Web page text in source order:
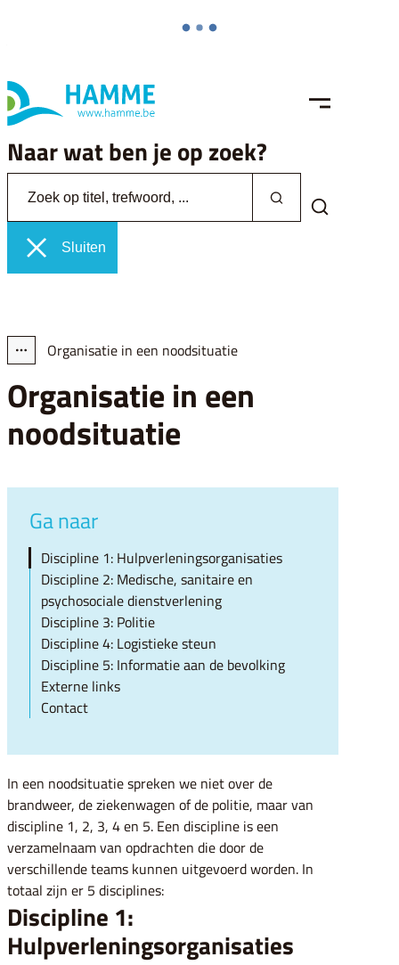
Hamme
Naar wat ben je op zoek?
Zoeken
Sluiten
Zoek tonen
MENU
Toon alle broodkruimel items
Organisatie in een noodsituatie
Organisatie in een
noodsituatie
Ga naar
Discipline 1: Hulpverleningsorganisaties
Discipline 2: Medische, sanitaire en
psychosociale dienstverlening
Discipline 3: Politie
Discipline 4: Logistieke steun
Discipline 5: Informatie aan de bevolking
Externe links
Contact
In een noodsituatie spreken we niet over de
brandweer, de ziekenwagen of de politie, maar van
discipline 1, 2, 3, 4 en 5. Een discipline is een
verzamelnaam van opdrachten die door de
verschillende teams kunnen uitgevoerd worden. In
totaal zijn er 5 disciplines:
Discipline 1:
Hulpverleningsorganisaties